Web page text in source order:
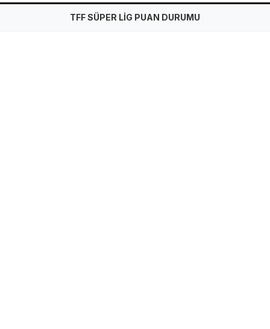
TFF SÜPER LİG PUAN DURUMU